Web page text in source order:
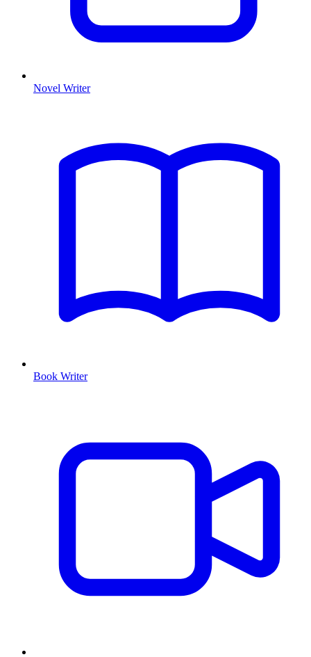
Novel Writer
Book Writer